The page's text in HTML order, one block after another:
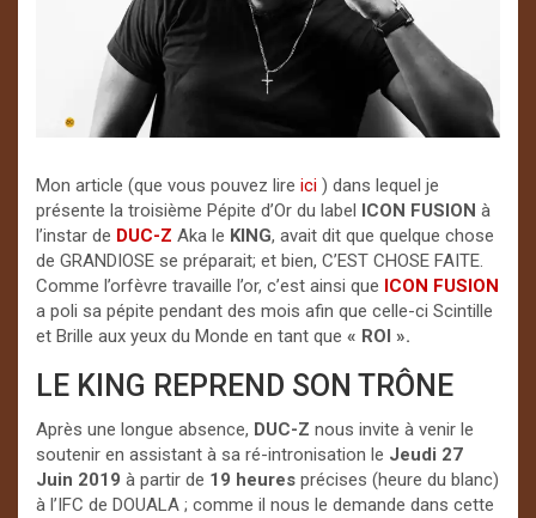
Mon article (que vous pouvez lire ici ) dans lequel je
présente la troisième Pépite d’Or du label ICON FUSION à
l’instar de DUC-Z Aka le KING, avait dit que quelque chose
de GRANDIOSE se préparait; et bien, C’EST CHOSE FAITE.
Comme l’orfèvre travaille l’or, c’est ainsi que ICON FUSION
a poli sa pépite pendant des mois afin que celle-ci Scintille
et Brille aux yeux du Monde en tant que « ROI ».
LE KING REPREND SON TRÔNE
Après une longue absence, DUC-Z nous invite à venir le
soutenir en assistant à sa ré-intronisation le Jeudi 27
Juin 2019 à partir de 19 heures précises (heure du blanc)
à l’IFC de DOUALA ; comme il nous le demande dans cette